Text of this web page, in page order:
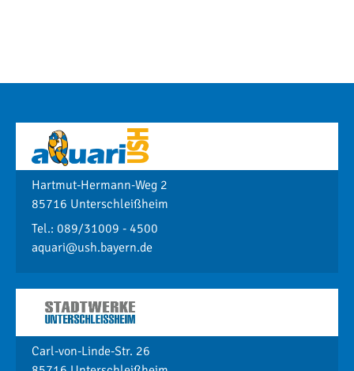
Hartmut-Hermann-Weg 2
85716 Unterschleißheim
Tel.: 089/31009 - 4500
aquari@ush.bayern.de
Carl-von-Linde-Str. 26